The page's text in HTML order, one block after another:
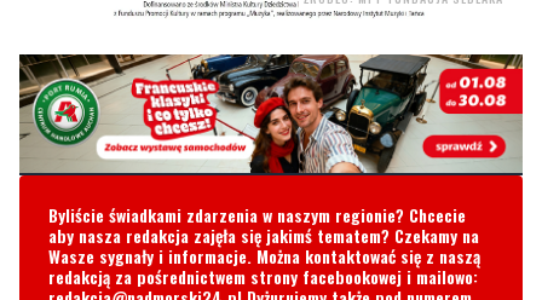
Byliście świadkami zdarzenia w naszym regionie? Chcecie
aby nasza redakcja zajęła się jakimś tematem? Czekamy na
Wasze sygnały i informacje. Można kontaktować się z naszą
redakcja@nadmorski24.plDyżurujemy także pod numerem
telefonu729 715 670.